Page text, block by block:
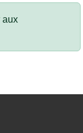
aux